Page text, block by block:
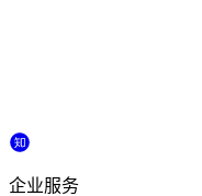
企业服务